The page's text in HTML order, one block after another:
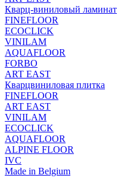
Кварц-виниловый ламинат
FINEFLOOR
ECOCLICK
VINILAM
AQUAFLOOR
FORBO
ART EAST
Кварцвиниловая плитка
FINEFLOOR
ART EAST
VINILAM
ECOCLICK
AQUAFLOOR
ALPINE FLOOR
IVC
Made in Belgium